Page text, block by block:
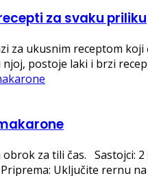
za svaku priliku
za ukusnim receptom
postoje laki i brzi
za tili čas. Sastojci:
Uključite rernu